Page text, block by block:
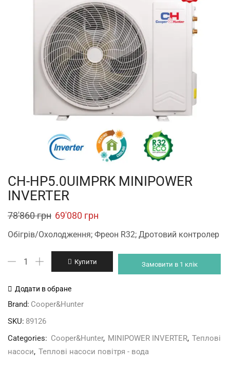
CH-HP5.0UIMPRK MINIPOWER
INVERTER
78'860грн Original
78'860 грн.
69'080 грн
price
69'080 грн.
Обігрів/Охолодження; Фреон R32; Дротовий контролер
HP5.0UIMPRK
MINIPOWER
Купити Замовити в 1 клік
Додати в обране
Brand: Cooper&Hunter
SKU: 89126
Categories: Cooper&Hunter, MINIPOWER INVERTER, Теплові
насоси, Теплові насоси повітря - вода